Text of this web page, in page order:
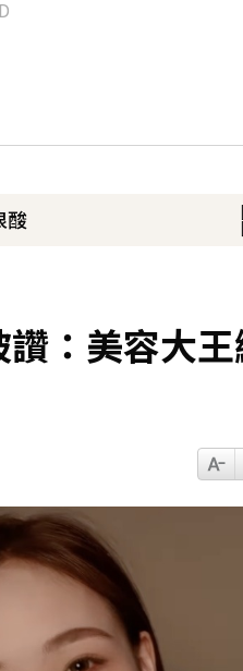
酸
的心
23分鐘前
：美容大